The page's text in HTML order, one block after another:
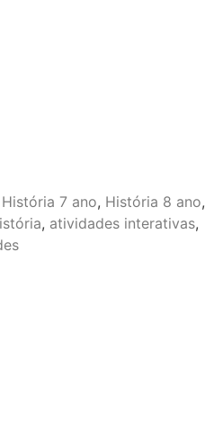
História 7 ano, História 8 ano,
, atividades interativas,